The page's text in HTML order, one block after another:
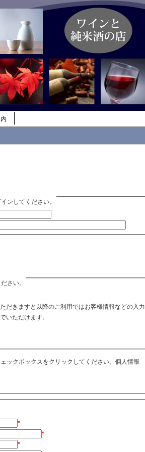
ンしてください。
さい。
だきますと以降のご利用ではお客様情報などの入力
いただけます。
ックボックスをクリックしてください。個人情報
*
*
*